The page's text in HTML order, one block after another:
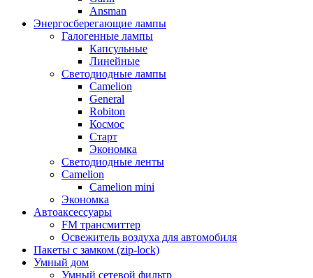
Ansman
Энергосберегающие лампы
Галогенные лампы
Капсульные
Линейные
Светодиодные лампы
Camelion
General
Robiton
Космос
Старт
Экономка
Светодиодные ленты
Camelion
Camelion mini
Экономка
Автоаксессуары
FM трансмиттер
Освежитель воздуха для автомобиля
Пакеты с замком (zip-lock)
Умный дом
Умный сетевой фильтр